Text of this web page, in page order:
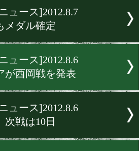
輪速報]2012.8.10
は銅メダル
ニュース]2012.8.10
、清水と村田が登場